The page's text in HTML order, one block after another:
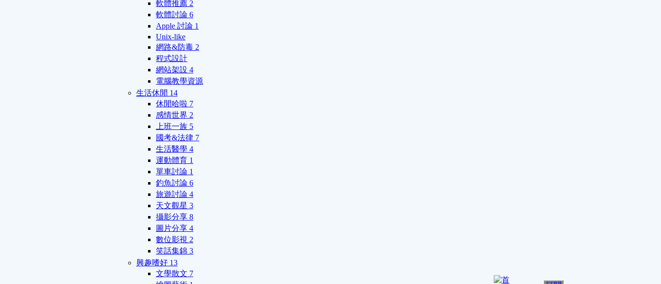
軟體推薦 2
軟體討論 6
Apple 討論 1
Unix-like
網路&防毒 2
程式設計
網站架設 4
電腦教學資源
生活休閒 14
休閒哈啦 7
感情世界 2
上班一族 5
國考&法律 7
生活醫學 4
運動體育 1
單車討論 1
釣魚討論 6
旅遊討論 4
天文觀星 3
攝影分享 8
圖片分享 4
數位影視 2
笑話集錦 3
興趣嗜好 13
文學散文 7